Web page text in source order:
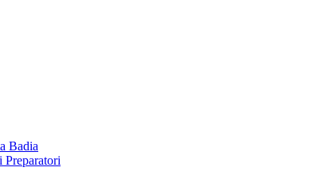
Badia
Preparatori